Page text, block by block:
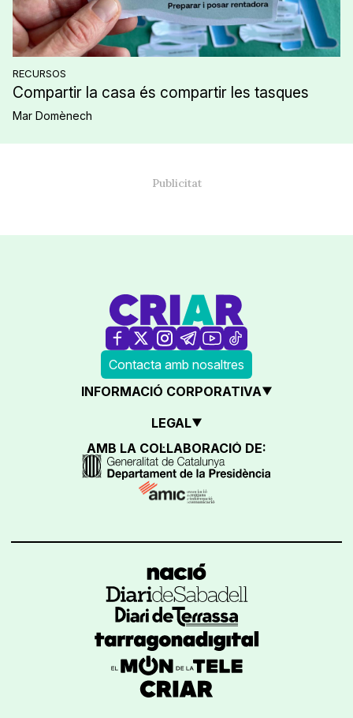
RECURSOS
Compartir la casa és compartir les tasques
Mar Domènech
Contacta amb nosaltres
INFORMACIÓ CORPORATIVA
LEGAL
AMB LA COL·LABORACIÓ DE: